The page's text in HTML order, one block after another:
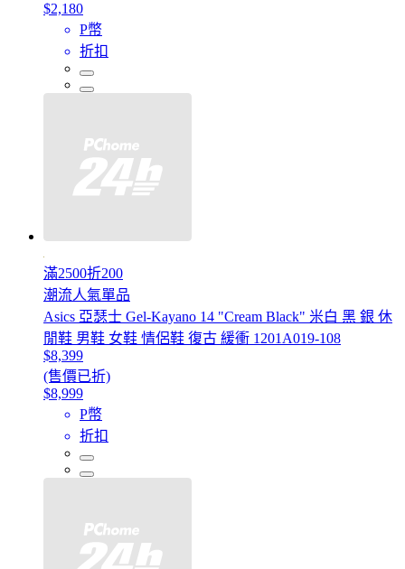
$2,180
P幣
折扣
滿2500折200
潮流人氣單品
Asics 亞瑟士 Gel-Kayano 14 "Cream Black" 米白 黑 銀 休
閒鞋 男鞋 女鞋 情侶鞋 復古 緩衝 1201A019-108
$8,399
(售價已折)
$8,999
P幣
折扣